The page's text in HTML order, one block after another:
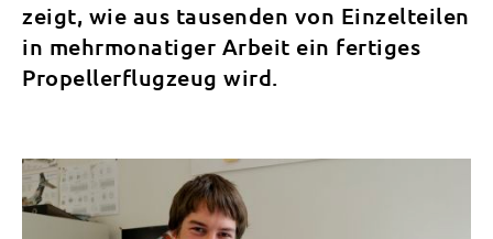
zeigt, wie aus tausenden von Einzelteilen
in mehrmonatiger Arbeit ein fertiges
Propellerflugzeug wird.